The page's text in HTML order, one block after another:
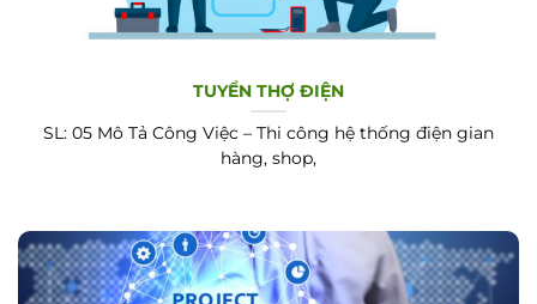
TUYỂN THỢ ĐIỆN
SL: 05 Mô Tả Công Việc – Thi công hệ thống điện gian
hàng, shop,